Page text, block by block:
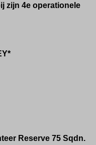
zijn 4e operationele
Reserve 75 Sqdn.